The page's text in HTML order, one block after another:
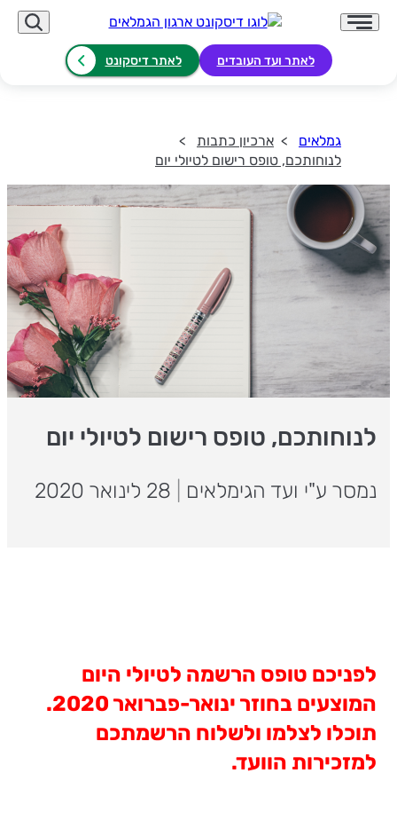
לאתר ועד העובדים לאתר דיסקונט
גמלאים
ארכיון כתבות
לנוחותכם, טופס רישום לטיולי יום
לנוחותכם, טופס רישום לטיולי יום
נמסר ע"י ועד הגימלאים
לפניכם טופס הרשמה לטיולי היום
המוצעים בחוזר ינואר-פברואר 2020.
תוכלו לצלמו ולשלוח הרשמתכם
למזכירות הוועד.